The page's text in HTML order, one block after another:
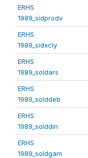
ERHS
1989_sidprodv
ERHS
1989_sidxcly
ERHS
1989_soldars
ERHS
1989_solddeb
ERHS
1989_solddin
ERHS
1989_soldgam